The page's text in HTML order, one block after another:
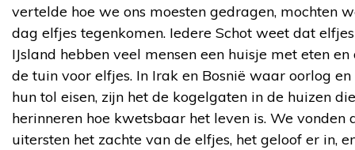
vertelde hoe we ons moesten gedragen, mochten
dag elfjes tegenkomen. Iedere Schot weet dat
IJsland hebben veel mensen een huisje met eten
de tuin voor elfjes. In Irak en Bosnië waar oorlog
hun tol eisen, zijn het de kogelgaten in de huizen
herinneren hoe kwetsbaar het leven is. We vonden
uitersten het zachte van de elfjes, het geloof er in,